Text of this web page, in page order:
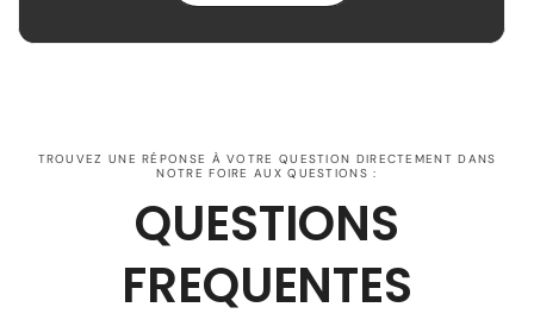
TROUVEZ UNE RÉPONSE À VOTRE QUESTION DIRECTEMENT DANS
NOTRE FOIRE AUX QUESTIONS :
QUESTIONS
FREQUENTES